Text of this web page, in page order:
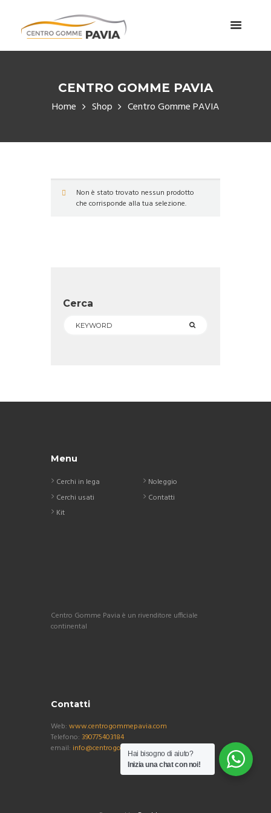
CENTRO GOMME PAVIA
Home Shop Centro Gomme PAVIA
Non è stato trovato nessun prodotto
che corrisponde alla tua selezione.
Cerca
Menu
Cerchi in lega
Cerchi usati
Kit
Noleggio
Contatti
Centro Gomme Pavia è un rivenditore ufficiale
continental
Contatti
Web: www.centrogommepavia.com
Telefono: 390775403184
email: info@centrogommepavia.com
Hai bisogno di aiuto?
Inizia una chat con noi!